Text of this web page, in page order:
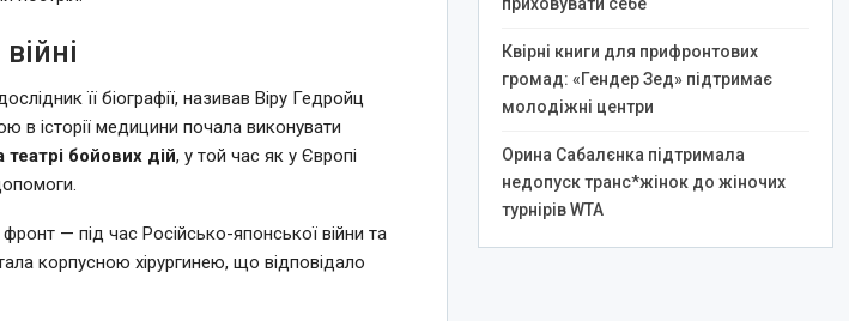
її біографії, називав Віру Гедройц
в історії медицини почала виконувати
бойових дій, у той час як у Європі
— під час Російсько-японської війни та
корпусною хірургинею, що відповідало
Квірні книги для прифронтових
громад: «Гендер Зед» підтримає
молодіжні центри
Орина Сабалєнка підтримала
недопуск транс*жінок до жіночих
турнірів WTA